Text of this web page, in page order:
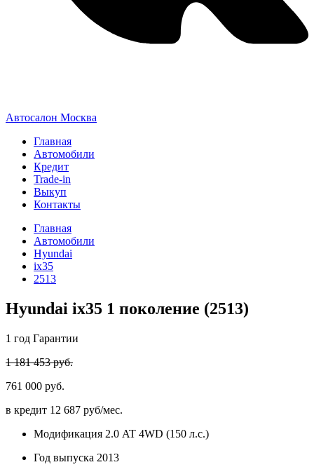
Автосалон Москва
Главная
Автомобили
Кредит
Trade-in
Выкуп
Контакты
Главная
Автомобили
Hyundai
ix35
2513
Hyundai ix35 1 поколение (2513)
1 год Гарантии
1 181 453 руб.
761 000 руб.
в кредит 12 687 руб/мес.
Модификация 2.0 AT 4WD (150 л.с.)
Год выпуска 2013